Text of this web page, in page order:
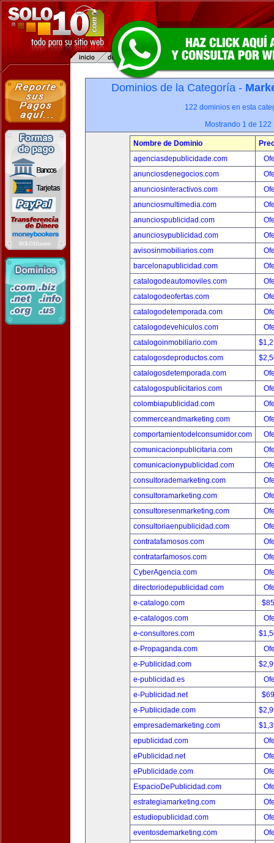
Dominios de la Categoría -
122 dominios en esta
Mostrando 1 de 122
Nombre de Dominio
agenciasdepublicidade.com
anunciosdenegocios.com
anunciosinteractivos.com
anunciosmultimedia.com
anunciospublicidad.com
anunciosypublicidad.com
avisosinmobiliarios.com
barcelonapublicidad.com
catalogodeautomoviles.com
catalogodeofertas.com
catalogodetemporada.com
catalogodevehiculos.com
catalogoinmobiliario.com
catalogosdeproductos.com
catalogosdetemporada.com
catalogospublicitarios.com
colombiapublicidad.com
commerceandmarketing.com
comportamientodelconsumidor.com
comunicacionpublicitaria.com
comunicacionypublicidad.com
consultorademarketing.com
consultoramarketing.com
consultoresenmarketing.com
consultoriaenpublicidad.com
contratafamosos.com
contratarfamosos.com
CyberAgencia.com
directoriodepublicidad.com
e-catalogo.com
e-catalogos.com
e-consultores.com
e-Propaganda.com
e-Publicidad.com
e-publicidad.es
e-Publicidad.net
e-Publicidade.com
empresademarketing.com
epublicidad.com
ePublicidad.net
ePublicidade.com
EspacioDePublicidad.com
estrategiamarketing.com
estudiopublicidad.com
eventosdemarketing.com